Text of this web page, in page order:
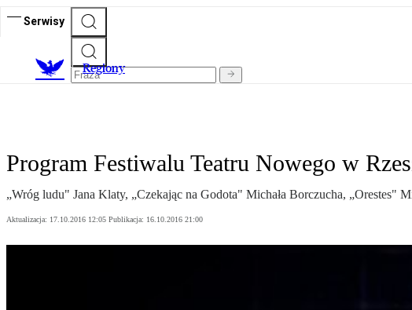
Serwisy
Regiony
Program Festiwalu Teatru Nowego w
„Wróg ludu" Jana Klaty, „Czekając na Godota" Michała Borczucha, „Orestes"
Aktualizacja: 17.10.2016 12:05 Publikacja: 16.10.2016 21:00